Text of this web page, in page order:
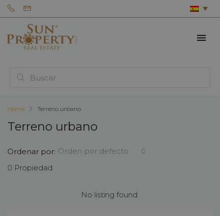
Home Terreno urbano
Terreno urbano
0 Propiedad
Ordenar por: Orden por defecto
No listing found.